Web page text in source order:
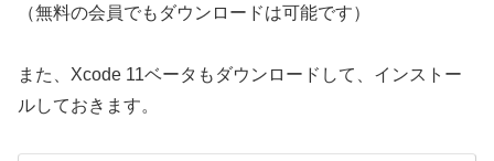
（無料の会員でもダウンロードは可能です）
また、Xcode 11ベータもダウンロードして、インストー
ルしておきます。